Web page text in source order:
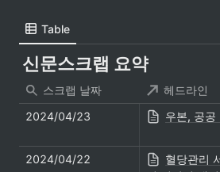
Table
신문스크랩 요약
스크랩 날짜
헤드라인
2024/04/23
우본, 공공
2024/04/22
혈당관리